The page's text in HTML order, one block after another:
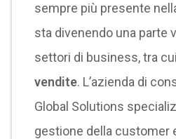
sempre più presente
sta divenendo una parte
settori di business, tra
vendite. L’azienda di
Global Solutions
gestione della customer